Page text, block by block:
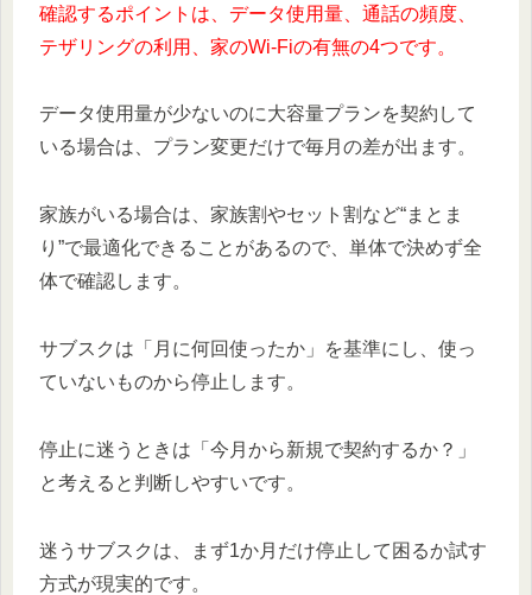
確認するポイントは、データ使用量、通話の頻度、
テザリングの利用、家のWi-Fiの有無の4つです。
データ使用量が少ないのに大容量プランを契約して
いる場合は、プラン変更だけで毎月の差が出ます。
家族がいる場合は、家族割やセット割など“まとま
り”で最適化できることがあるので、単体で決めず全
体で確認します。
サブスクは「月に何回使ったか」を基準にし、使っ
ていないものから停止します。
停止に迷うときは「今月から新規で契約するか？」
と考えると判断しやすいです。
迷うサブスクは、まず1か月だけ停止して困るか試す
方式が現実的です。